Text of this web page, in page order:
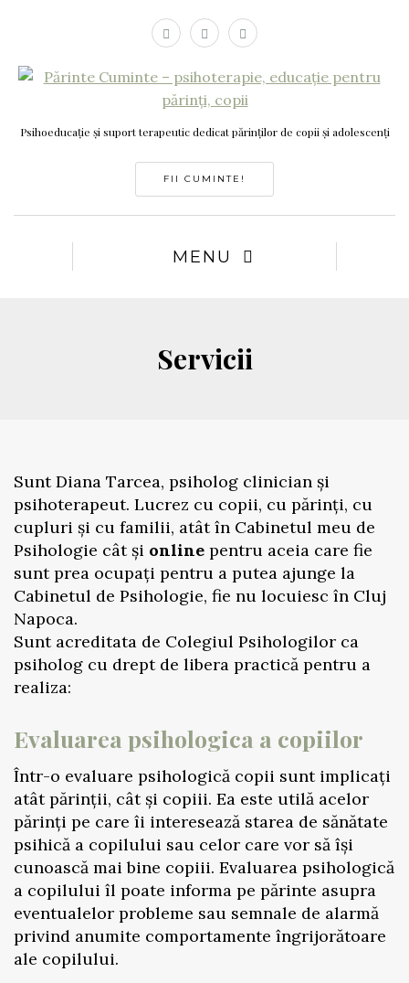
Psihoeducație și suport terapeutic dedicat părinților de copii și adolescenți
FII CUMINTE!
MENU
Servicii
Sunt Diana Tarcea, psiholog clinician și
psihoterapeut. Lucrez cu copii, cu părinți, cu
cupluri și cu familii, atât în Cabinetul meu de
Psihologie cât și online pentru aceia care fie
sunt prea ocupați pentru a putea ajunge la
Cabinetul de Psihologie, fie nu locuiesc în Cluj
Napoca.
Sunt acreditata de Colegiul Psihologilor ca
psiholog cu drept de libera practică pentru a
realiza:
Evaluarea psihologica a copiilor
Într-o evaluare psihologică copii sunt implicați
atât părinții, cât și copiii. Ea este utilă acelor
părinți pe care îi interesează starea de sănătate
psihică a copilului sau celor care vor să își
cunoască mai bine copiii. Evaluarea psihologică
a copilului îl poate informa pe părinte asupra
eventualelor probleme sau semnale de alarmă
privind anumite comportamente îngrijorătoare
ale copilului.